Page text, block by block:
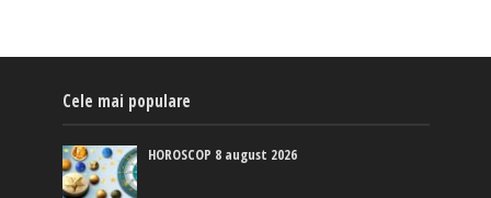
Cele mai populare
HOROSCOP 8 august 2026